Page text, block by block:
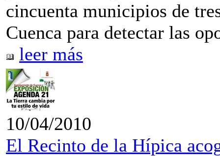
cincuenta municipios de
Cuenca para detectar las
leer más
10/04/2010
El Recinto de la Hípica